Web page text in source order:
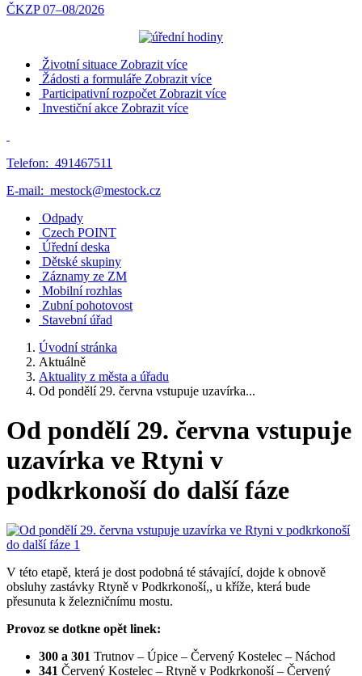
ČKZP 07–08/2026
Životní situace Zobrazit více
Žádosti a formuláře Zobrazit více
Participativní rozpočet Zobrazit více
Investiční akce Zobrazit více
Telefon: 491467511
E-mail: mestock@mestock.cz
Odpady
Czech POINT
Úřední deska
Dětské skupiny
Záznamy ze ZM
Mobilní rozhlas
Zubní pohotovost
Stavební úřad
Úvodní stránka
Aktuálně
Aktuality z města a úřadu
Od pondělí 29. června vstupuje uzavírka...
Od pondělí 29. června vstupuje
uzavírka ve Rtyni v
podkrkonoší do další fáze
V této etapě, která je dost podobná té stávající, dojde k obnově
obsluhy zastávky Rtyně v Podkrkonoší,, u kříže, která bude
přesunuta k železničnímu mostu.
Provoz se dotkne opět linek:
300 a 301 Trutnov – Úpice – Červený Kostelec – Náchod
341 Červený Kostelec – Rtyně v Podkrkonoší – Červený